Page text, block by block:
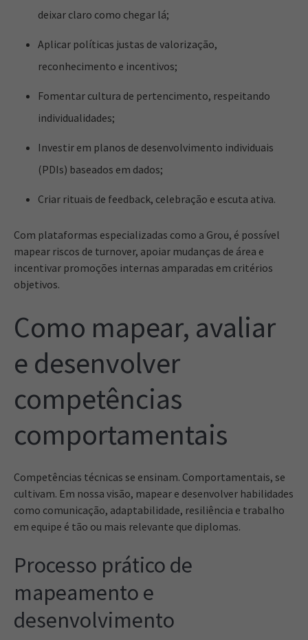
deixar claro como chegar lá;
Aplicar políticas justas de valorização,
reconhecimento e incentivos;
Fomentar cultura de pertencimento, respeitando
individualidades;
Investir em planos de desenvolvimento individuais
(PDIs) baseados em dados;
Criar rituais de feedback, celebração e escuta ativa.
Com plataformas especializadas como a Grou, é possível
mapear riscos de turnover, apoiar mudanças de área e
incentivar promoções internas amparadas em critérios
objetivos.
Como mapear, avaliar
e desenvolver
competências
comportamentais
Competências técnicas se ensinam. Comportamentais, se
cultivam. Em nossa visão, mapear e desenvolver habilidades
como comunicação, adaptabilidade, resiliência e trabalho
em equipe é tão ou mais relevante que diplomas.
Processo prático de
mapeamento e
desenvolvimento